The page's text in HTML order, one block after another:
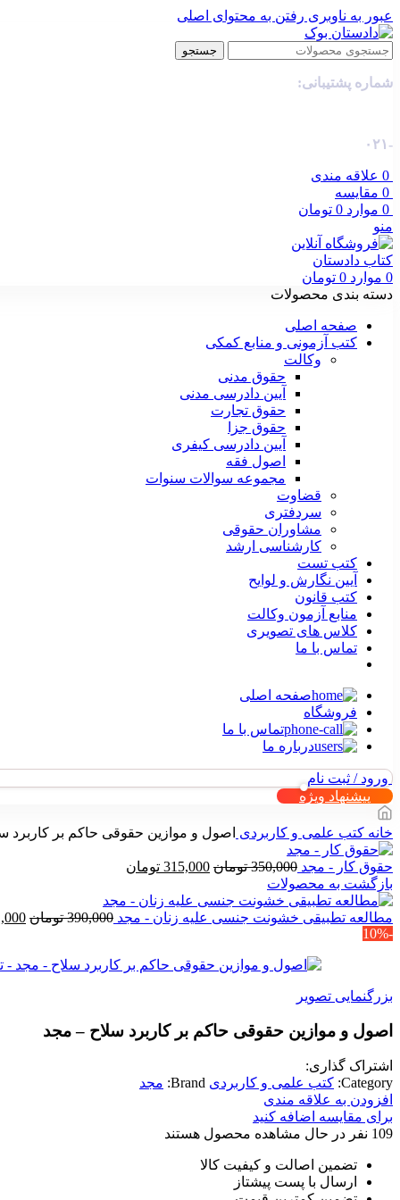
عبور به ناوبری رفتن به محتوای اصلی
جستجو
شماره پشتیبانی:
-۰۲۱
0 علاقه مندی
0 مقایسه
0 موارد 0 تومان
منو
0 موارد 0 تومان
دسته بندی محصولات
صفحه اصلی
کتب آزمونی و منابع کمکی
وکالت
حقوق مدنی
آیین دادرسی مدنی
حقوق تجارت
حقوق جزا
آیین دادرسی کیفری
اصول فقه
مجموعه سوالات سنوات
قضاوت
سردفتری
مشاوران حقوقی
کارشناسی ارشد
کتب تست
آیین نگارش و لوایح
کتب قانون
منابع آزمون وکالت
کلاس های تصویری
تماس با ما
صفحه اصلی
فروشگاه
تماس با ما
درباره ما
ورود / ثبت نام
پیشنهاد ویژه
خانه کتب علمی و کاربردی اصول و موازین حقوقی حاکم بر کاربرد
حقوق کار - مجد 350,000 تومان قیمت
350,000 تومان
بود.
315,000 تومان
است.
بازگشت به محصولات
مطالعه تطبیقی خشونت جنسی علیه زنان - مجد 390,000 تومان
بود.
-10%
بزرگنمایی تصویر
اصول و موازین حقوقی حاکم بر کاربرد سلاح – مجد
اشتراک گذاری:
Category: کتب علمی و کاربردی Brand: مجد
افزودن به علاقه مندی
برای مقایسه اضافه کنید
109 نفر در حال مشاهده محصول هستند
تضمین اصالت و کیفیت کالا
ارسال با پست پیشتاز